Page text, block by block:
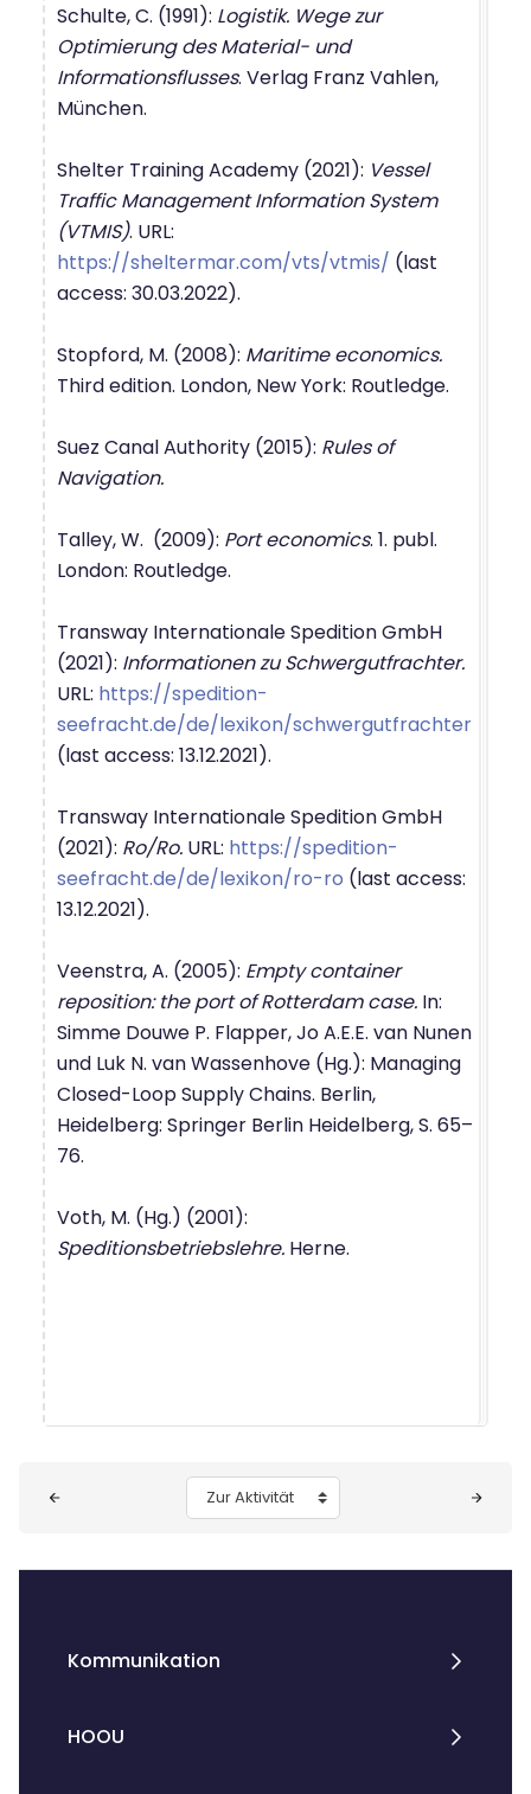
Schulte, C. (1991): Logistik. Wege zur
Optimierung des Material- und
Informationsflusses. Verlag Franz Vahlen,
München.
Shelter Training Academy (2021): Vessel
Traffic Management Information System
(VTMIS). URL:
https://sheltermar.com/vts/vtmis/ (last
access: 30.03.2022).
Stopford, M. (2008): Maritime economics.
Third edition. London, New York: Routledge.
Suez Canal Authority (2015): Rules of
Navigation.
Talley, W. (2009): Port economics. 1. publ.
London: Routledge.
Transway Internationale Spedition GmbH
(2021): Informationen zu Schwergutfrachter.
URL: https://spedition-
seefracht.de/de/lexikon/schwergutfrachter
(last access: 13.12.2021).
Transway Internationale Spedition GmbH
(2021): Ro/Ro. URL: https://spedition-
seefracht.de/de/lexikon/ro-ro (last access:
13.12.2021).
Veenstra, A. (2005): Empty container
reposition: the port of Rotterdam case. In:
Simme Douwe P. Flapper, Jo A.E.E. van Nunen
und Luk N. van Wassenhove (Hg.): Managing
Closed-Loop Supply Chains. Berlin,
Heidelberg: Springer Berlin Heidelberg, S. 65–
76.
Voth, M. (Hg.) (2001):
Speditionsbetriebslehre. Herne.
Zur Aktivität
Kommunikation
HOOU